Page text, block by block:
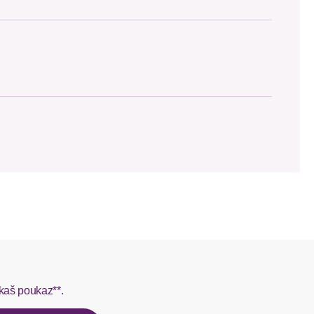
do 1-3 pracovných dní.
u našej zákazníckej služby.
poukaz**.